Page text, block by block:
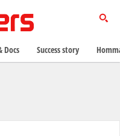
Docs Success story